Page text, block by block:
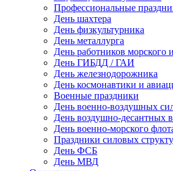
Профессиональные
День шахтера
День физкультурника
День металлурга
День работников морского
День ГИБДД / ГАИ
День железнодорожника
День космонавтики и
Военные праздники
День военно-воздушных
День воздушно-десантных
День военно-морского
Праздники силовых
День ФСБ
День МВД